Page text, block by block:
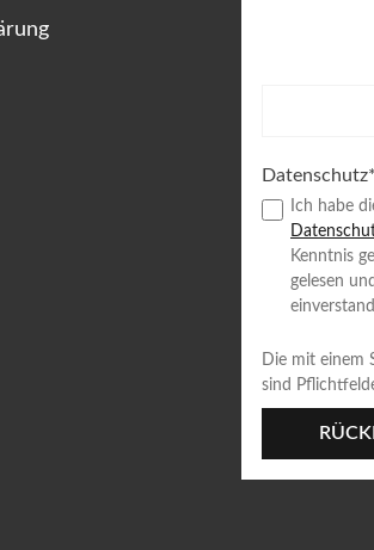
Datenschutz*
Ich habe
Kenntnis
gelesen
Die mit einem
sind